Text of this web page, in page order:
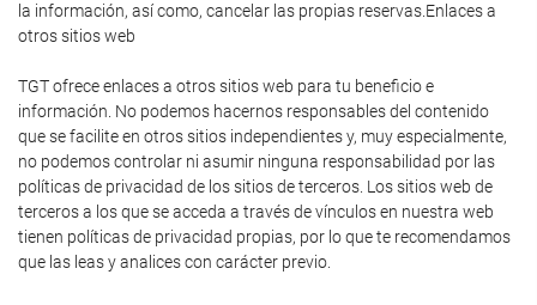
la información, así como, cancelar las propias reservas.Enlaces a
otros sitios web
TGT ofrece enlaces a otros sitios web para tu beneficio e
información. No podemos hacernos responsables del contenido
que se facilite en otros sitios independientes y, muy especialmente,
no podemos controlar ni asumir ninguna responsabilidad por las
políticas de privacidad de los sitios de terceros. Los sitios web de
terceros a los que se acceda a través de vínculos en nuestra web
tienen políticas de privacidad propias, por lo que te recomendamos
que las leas y analices con carácter previo.